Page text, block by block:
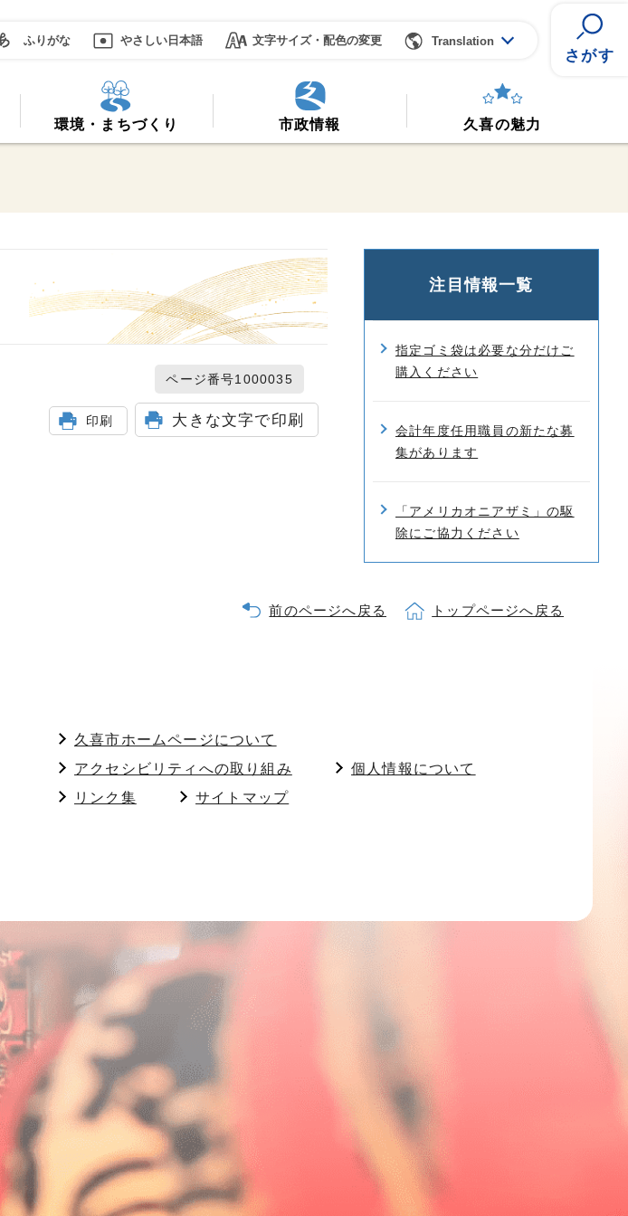
ふりがな やさしい日本語 文字サイズ・配色の変更 Translation
さがす
環境・まちづくり 市政情報 久喜の魅力
ページ番号1000035
印刷 大きな文字で印刷
注目情報一覧
指定ゴミ袋は必要な分だけご
購入ください
会計年度任用職員の新たな募
集があります
「アメリカオニアザミ」の駆
除にご協力ください
前のページへ戻る トップページへ戻る
久喜市ホームページについて
アクセシビリティへの取り組み
個人情報について
リンク集
サイトマップ